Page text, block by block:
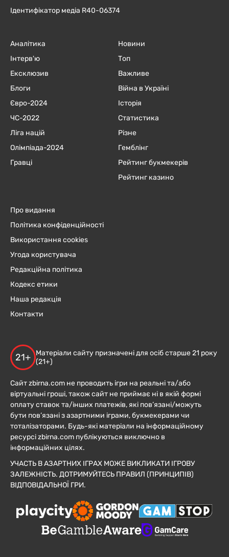
Ідентифікатор медіа R40-06374
Аналітика
Інтерв'ю
Ексклюзив
Блоги
Євро-2024
ЧC-2022
Ліга націй
Олімпіада-2024
Гравці
Новини
Топ
Важливе
Війна в Україні
Історія
Статистика
Різне
Гемблінг
Рейтинг букмекерів
Рейтинг казино
Про видання
Політика конфіденційності
Використання cookies
Угода користувача
Редакційна політика
Кодекс етики
Наша редакція
Контакти
21+
Матеріали сайту призначені для осіб старше 21 року
(21+)
Сайт zbirna.com не проводить ігри на реальні та/або
віртуальні гроші, також сайт не приймає ні в якій формі
оплату ставок та/інших платежів, які пов’язані/можуть
бути пов’язані з азартними іграми, букмекерами чи
тоталізаторами. Будь-які матеріали на інформаційному
ресурсі zbirna.com публікуються виключно в
інформаційних цілях.
УЧАСТЬ В АЗАРТНИХ ІГРАХ МОЖЕ ВИКЛИКАТИ ІГРОВУ
ЗАЛЕЖНІСТЬ. ДОТРИМУЙТЕСЬ ПРАВИЛ (ПРИНЦИПІВ)
ВІДПОВІДАЛЬНОЇ ГРИ.